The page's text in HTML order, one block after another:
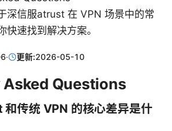
深信服atrust 在 VPN 场景中的常
快速找到解决方案。
· 更新:2026-05-10
Questions
和传统 VPN 的核心差异是什